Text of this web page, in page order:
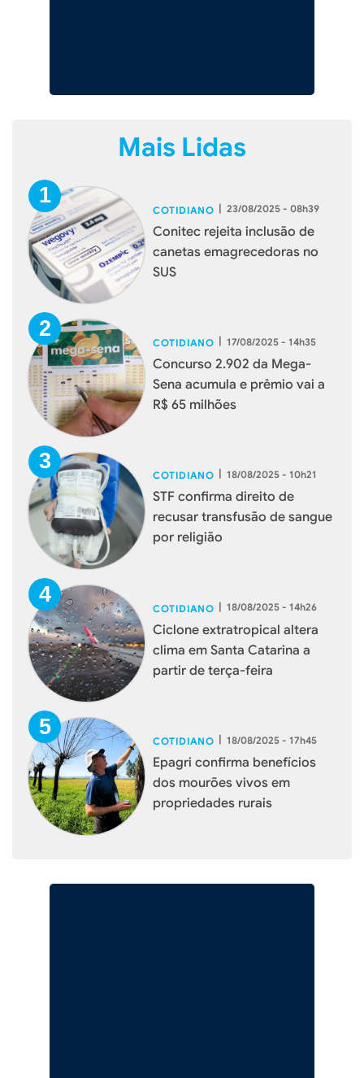
Mais Lidas
COTIDIANO | 23/08/2025 - 08h39
Conitec rejeita inclusão de
canetas emagrecedoras no
SUS
COTIDIANO | 17/08/2025 - 14h35
Concurso 2.902 da Mega-
Sena acumula e prêmio vai a
R$ 65 milhões
COTIDIANO | 18/08/2025 - 10h21
STF confirma direito de
recusar transfusão de sangue
por religião
COTIDIANO | 18/08/2025 - 14h26
Ciclone extratropical altera
clima em Santa Catarina a
partir de terça-feira
COTIDIANO | 18/08/2025 - 17h45
Epagri confirma benefícios
dos mourões vivos em
propriedades rurais